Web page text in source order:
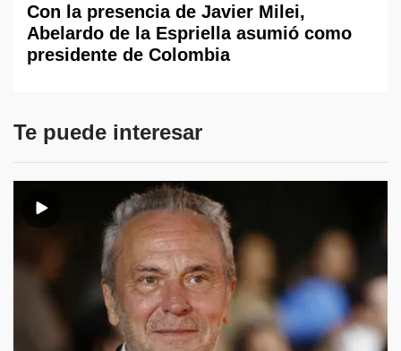
Con la presencia de Javier Milei,
Abelardo de la Espriella asumió como
presidente de Colombia
Te puede interesar